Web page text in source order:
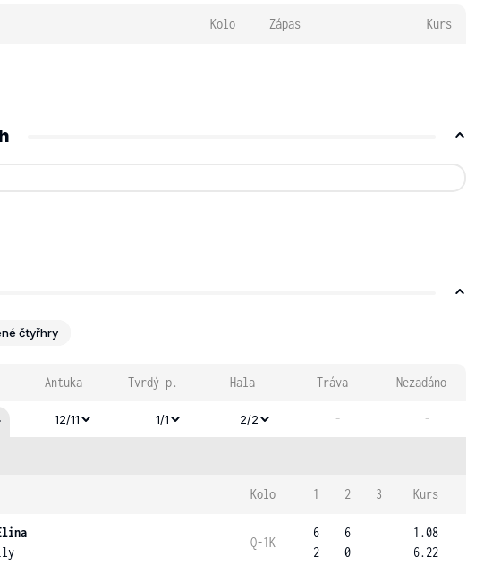
Kolo Zápas Kurs
čtyřhry
Antuka Tvrdý p. Hala Tráva Nezadáno
12/11 1/1 2/2 - -
Kolo 1 2 3 Kurs
Q-1K
6
2
6
0
1.08
6.22